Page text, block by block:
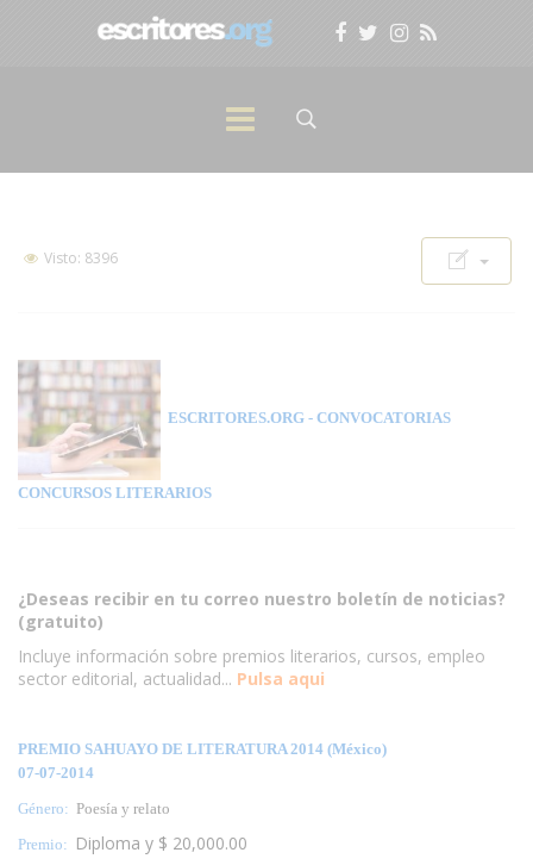
Visto: 8396
ESCRITORES.ORG - CONVOCATORIAS
CONCURSOS LITERARIOS
¿Deseas recibir en tu correo nuestro boletín de noticias?
(gratuito)
Incluye información sobre premios literarios, cursos, empleo
sector editorial, actualidad... Pulsa aqui
PREMIO SAHUAYO DE LITERATURA 2014 (México)
07-07-2014
Género: Poesía y relato
Premio: Diploma y $ 20,000.00